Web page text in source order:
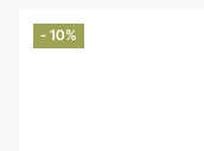
- 10%